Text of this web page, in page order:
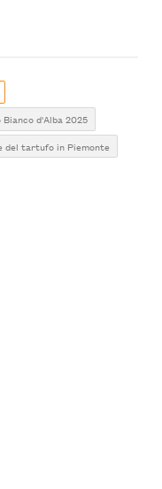
d'Alba 2025
del tartufo in Piemonte